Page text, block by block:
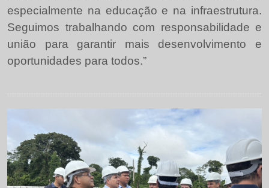
especialmente na educação e na infraestrutura.
Seguimos trabalhando com responsabilidade e
união para garantir mais desenvolvimento e
oportunidades para todos.”